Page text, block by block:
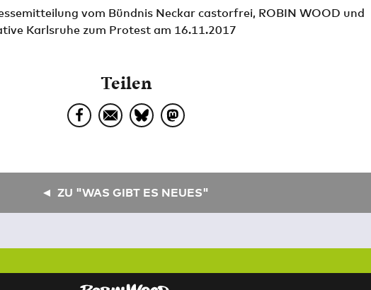
vom Bündnis Neckar castorfrei, ROBIN WOOD und
Karlsruhe zum Protest am 16.11.2017
Teilen
ZU "WAS GIBT ES NEUES"